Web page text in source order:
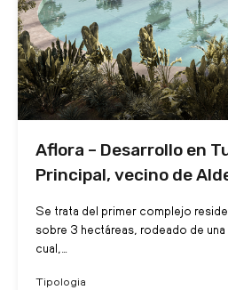
Aflora – Desarrollo en
Principal, vecino de
Se trata del primer complejo
sobre 3 hectáreas, rodeado de
cual,…
Tipologia